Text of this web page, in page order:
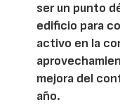
ser un punto
edificio para
activo en la
mejora del
año.